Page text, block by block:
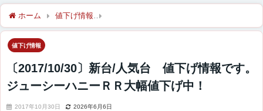
ホーム 値下げ情報
値下げ情報
〔2017/10/30〕新台/人気台 値下げ情報です。
ジューシーハニーＲＲ大幅値下げ中！
2017年10月30日 2026年6月6日